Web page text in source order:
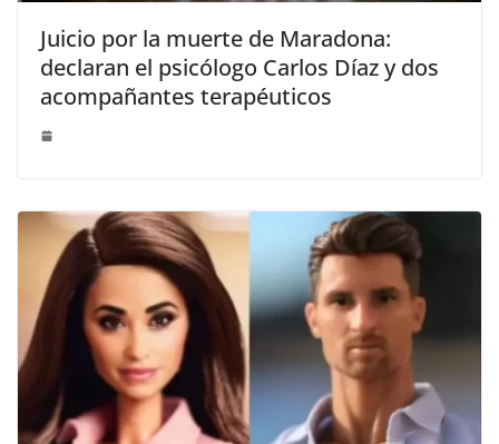
Juicio por la muerte de Maradona:
declaran el psicólogo Carlos Díaz y dos
acompañantes terapéuticos